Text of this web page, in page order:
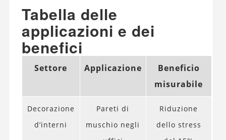
Tabella delle
applicazioni e dei
benefici
Settore Applicazione
Beneficio
misurabile
Decorazione
d’interni
Pareti di
muschio negli
Riduzione
dello stress